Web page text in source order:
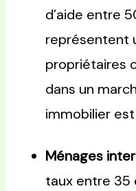
d’aide entre
représentent
propriétaires
dans un
immobilier
Ménages
taux entre 35